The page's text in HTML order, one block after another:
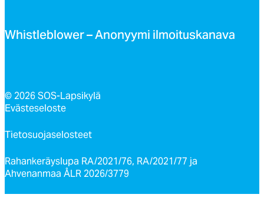
Whist­leb­lo­wer – Ano­nyy­mi il­moi­tus­ka­na­va
© 2026 SOS-Lapsikylä
Evästeseloste
Tietosuojaselosteet
Rahankeräyslupa RA/2021/76, RA/2021/77 ja
Ahvenanmaa ÅLR 2026/3779